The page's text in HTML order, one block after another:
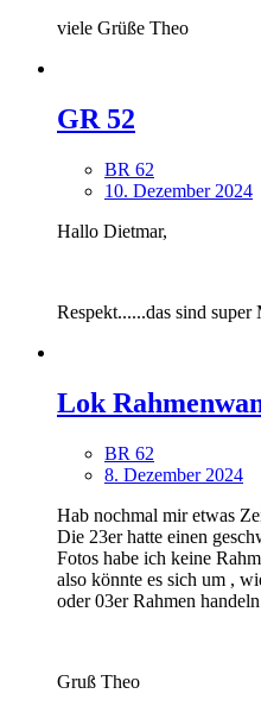
viele Grüße Theo
GR 52
BR 62
10. Dezember 2024
Hallo Dietmar,
Respekt......das sind super
Lok
BR 62
8. Dezember 2024
Hab nochmal mir etwas
Die 23er hatte einen
Fotos habe ich keine
also könnte es sich um ,
oder 03er Rahmen
Gruß Theo